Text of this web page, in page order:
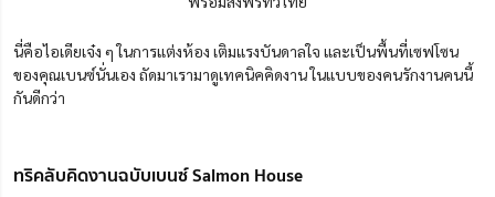
นี่คือไอเดียเจ๋ง ๆ ในการแต่งห้อง เติมแรงบันดาลใจ และเป็นพื้นที่เซฟโซน
ของคุณเบนซ์นั่นเอง ถัดมาเรามาดูเทคนิคคิดงาน ในแบบของคนรักงานคนนี้
กันดีกว่า
ทริคลับคิดงานฉบับเบนซ์ Salmon House